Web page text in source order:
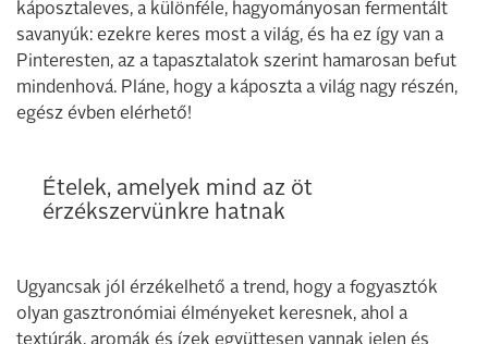
káposztaleves, a különféle, hagyományosan fermentált
savanyúk: ezekre keres most a világ, és ha ez így van a
Pinteresten, az a tapasztalatok szerint hamarosan befut
mindenhová. Pláne, hogy a káposzta a világ nagy részén,
egész évben elérhető!
Ételek, amelyek mind az öt
érzékszervünkre hatnak
Ugyancsak jól érzékelhető a trend, hogy a fogyasztók
olyan gasztronómiai élményeket keresnek, ahol a